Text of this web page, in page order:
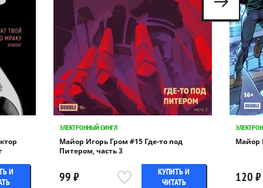
И
ЭЛЕКТРОННЫЙ СИНГЛ
Майор Игорь Гром #15 Где-то под
Питером, часть 3
99 ₽
КУПИТЬ И
ЧИТАТЬ
Майор
120 ₽